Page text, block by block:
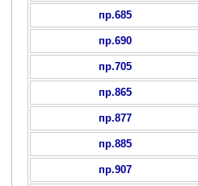
пр.685
пр.690
пр.705
пр.865
пр.877
пр.885
пр.907